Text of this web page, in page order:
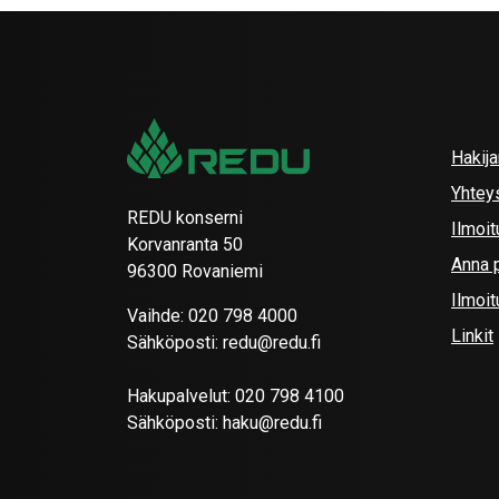
REDU konserni
Korvanranta 50
96300 Rovaniemi
Vaihde: 020 798 4000
Sähköposti: redu@redu.fi
Hakupalvelut: 020 798 4100
Sähköposti: haku@redu.fi
Anna
Linkit